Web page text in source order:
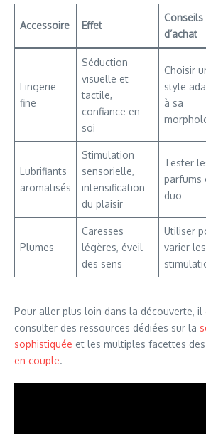
Accessoire Effet
Conseils
d’achat
Lingerie
fine
Séduction
visuelle et
tactile,
confiance en
soi
Choisir
style
à sa
Lubrifiants
aromatisés
Stimulation
sensorielle,
intensification
du plaisir
Tester
parfums
duo
Plumes
Caresses
légères, éveil
des sens
Utiliser
varier les
Pour aller plus loin dans la découverte, il
consulter des ressources dédiées sur la
sophistiquée et les multiples facettes des
en couple.